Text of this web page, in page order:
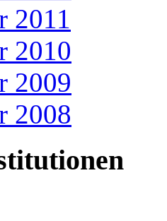
2011
2010
2009
2008